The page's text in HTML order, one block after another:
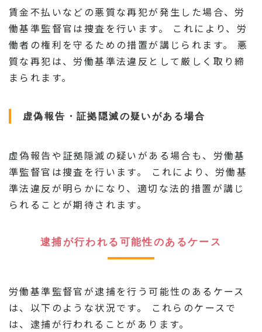
賃金不払いなどの悪質な再犯が発生した場合、労
働基準監督官は捜査を行います。 これにより、労
働者の権利を守るための措置が講じられます。 悪
質な再犯は、労働基準法違反として厳しく取り締
まられます。
虚偽報告・証拠隠滅の疑いがある場合
虚偽報告や証拠隠滅の疑いがある場合も、労働基
準監督官は捜査を行います。 これにより、労働基
準法違反が明らかになり、適切な法的措置が講じ
られることが期待されます。
逮捕が行われる可能性のあるケース
労働基準監督官が逮捕を行う可能性のあるケース
は、以下のような状況です。 これらのケースで
は、逮捕が行われることがあります。